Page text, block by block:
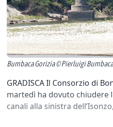
Bumbaca Gorizia © Pierluigi
GRADISCA Il Consorzio di
martedì ha dovuto chiudere
canali alla sinistra